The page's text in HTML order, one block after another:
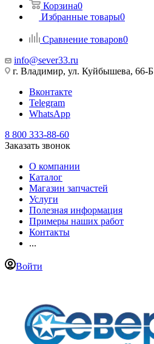
Корзина0
Избранные товары0
Сравнение товаров0
info@sever33.ru
г. Владимир, ул. Куйбышева, 66-Б
Вконтакте
Telegram
WhatsApp
8 800 333-88-60
Заказать звонок
О компании
Каталог
Магазин запчастей
Услуги
Полезная информация
Примеры наших работ
Контакты
...
Войти